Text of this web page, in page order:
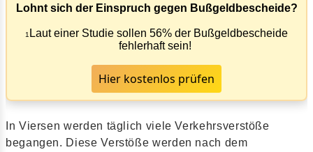
Lohnt sich der Einspruch gegen Bußgeldbescheide?
1 Laut einer Studie sollen 56% der Bußgeldbescheide
fehlerhaft sein!
Hier kostenlos prüfen
In Viersen werden täglich viele Verkehrsverstöße
begangen. Diese Verstöße werden nach dem